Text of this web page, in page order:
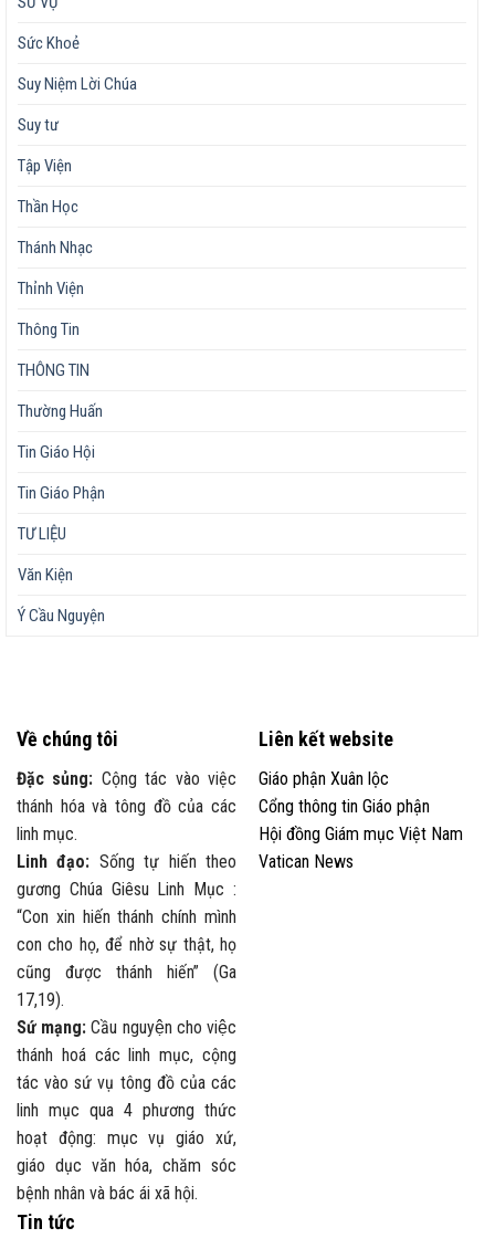
Sức Khoẻ
Suy Niệm Lời Chúa
Suy tư
Tập Viện
Thần Học
Thánh Nhạc
Thỉnh Viện
Thông Tin
THÔNG TIN
Thường Huấn
Tin Giáo Hội
Tin Giáo Phận
TƯ LIỆU
Văn Kiện
Ý Cầu Nguyện
Về chúng tôi
Đặc sủng: Cộng tác vào việc
thánh hóa và tông đồ của các
linh mục.
Linh đạo: Sống tự hiến theo
gương Chúa Giêsu Linh Mục :
“Con xin hiến thánh chính mình
con cho họ, để nhờ sự thật, họ
cũng được thánh hiến” (Ga
17,19).
Sứ mạng: Cầu nguyện cho việc
thánh hoá các linh mục, cộng
tác vào sứ vụ tông đồ của các
linh mục qua 4 phương thức
hoạt động: mục vụ giáo xứ,
giáo dục văn hóa, chăm sóc
bệnh nhân và bác ái xã hội.
Liên kết website
Giáo phận Xuân lộc
Cổng thông tin Giáo phận
Hội đồng Giám mục Việt Nam
Vatican News
Tin tức